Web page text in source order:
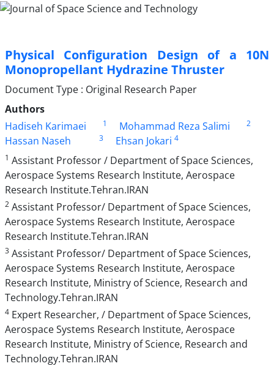
Physical Configuration Design of a 10N
Monopropellant Hydrazine Thruster
Document Type : Original Research Paper
Authors
Hadiseh Karimaei
1 Mohammad Reza Salimi 2
Hassan Naseh 3 Ehsan Jokari 4
1 Assistant Professor / Department of Space Sciences,
Aerospace Systems Research Institute, Aerospace
Research Institute.Tehran.IRAN
2 Assistant Professor/ Department of Space Sciences,
Aerospace Systems Research Institute, Aerospace
Research Institute.Tehran.IRAN
3 Assistant Professor/ Department of Space Sciences,
Aerospace Systems Research Institute, Aerospace
Research Institute, Ministry of Science, Research and
Technology.Tehran.IRAN
4 Expert Researcher, / Department of Space Sciences,
Aerospace Systems Research Institute, Aerospace
Research Institute, Ministry of Science, Research and
Technology.Tehran.IRAN